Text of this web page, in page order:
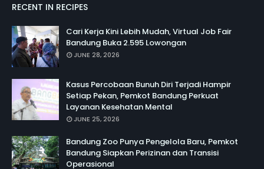
RECENT IN RECIPES
Cari Kerja Kini Lebih Mudah, Virtual Job Fair
Bandung Buka 2.595 Lowongan
JUNE 28, 2026
Kasus Percobaan Bunuh Diri Terjadi Hampir
Setiap Pekan, Pemkot Bandung Perkuat
Layanan Kesehatan Mental
JUNE 25, 2026
Bandung Zoo Punya Pengelola Baru, Pemkot
Bandung Siapkan Perizinan dan Transisi
Operasional